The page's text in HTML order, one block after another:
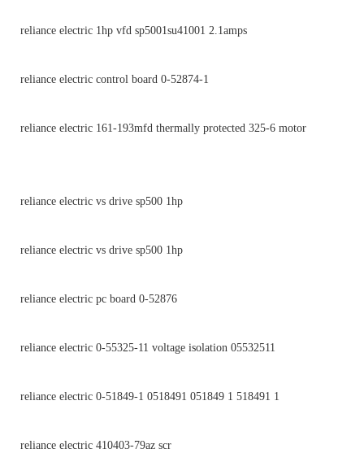
reliance electric 1hp vfd sp5001su41001 2.1amps
reliance electric control board 0-52874-1
reliance electric 161-193mfd thermally protected 325-6 motor
reliance electric vs drive sp500 1hp
reliance electric vs drive sp500 1hp
reliance electric pc board 0-52876
reliance electric 0-55325-11 voltage isolation 05532511
reliance electric 0-51849-1 0518491 051849 1 518491 1
reliance electric 410403-79az scr